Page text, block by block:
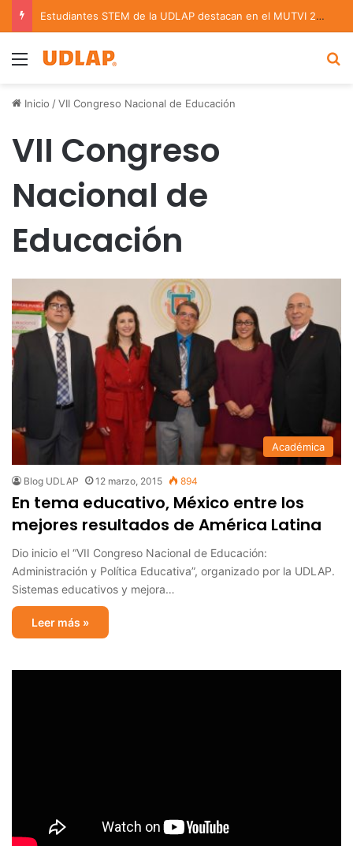
Estudiantes STEM de la UDLAP destacan en el MUTVI 2026
Menu
Inicio /VII Congreso Nacional de Educación
VII Congreso
Nacional de
Educación
Académica
Blog UDLAP 12 marzo, 2015 894
En tema educativo, México entre los
mejores resultados de América Latina
Dio inicio el “VII Congreso Nacional de Educación:
Administración y Política Educativa”, organizado por la UDLAP.
Sistemas educativos y mejora…
Leer más »